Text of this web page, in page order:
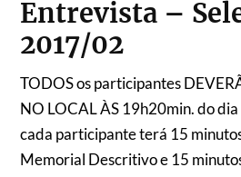
Entrevista –
2017/02
TODOS os participantes
NO LOCAL ÀS 19h20min. do
cada participante terá 15
Memorial Descritivo e 15